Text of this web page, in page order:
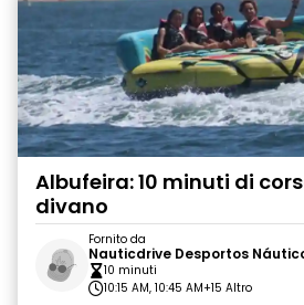
Albufeira: 10 minuti di
divano
Fornito da
Nauticdrive Desportos
10 minuti
10:15 AM, 10:45 AM+15 Altro